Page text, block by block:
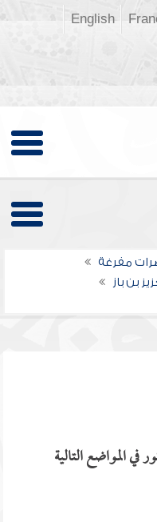
English
مفرغة
بن باز
في المواضع التالية